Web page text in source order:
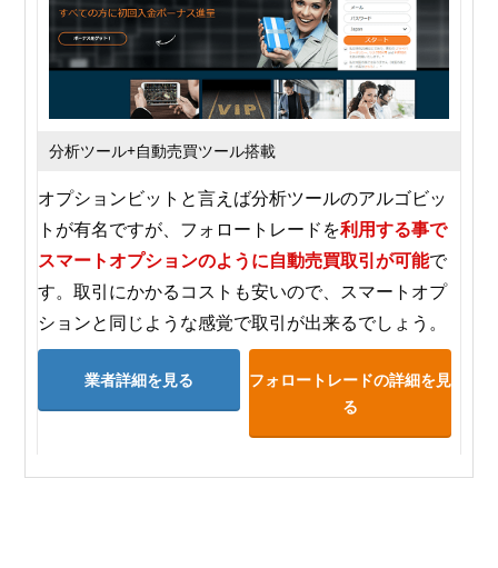
分析ツール+自動売買ツール搭載
オプションビットと言えば分析ツールのアルゴビッ
トが有名ですが、フォロートレードを利用する事で
スマートオプションのように自動売買取引が可能で
す。取引にかかるコストも安いので、スマートオプ
ションと同じような感覚で取引が出来るでしょう。
業者詳細を見る
フォロートレードの詳細を見
る